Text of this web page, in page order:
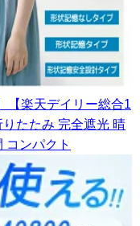
【楽天デイリー総合1
たたみ 完全遮光 晴
コンパクト